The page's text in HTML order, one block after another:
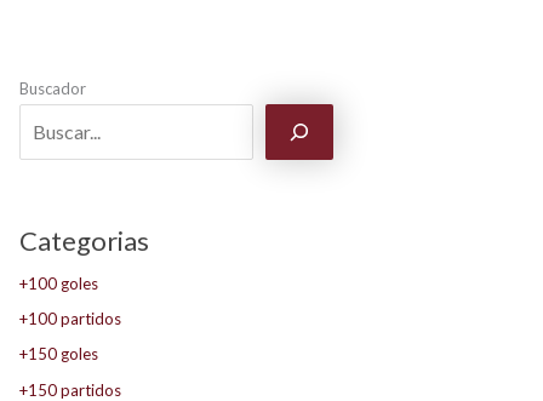
Buscador
Categorias
+100 goles
+100 partidos
+150 goles
+150 partidos